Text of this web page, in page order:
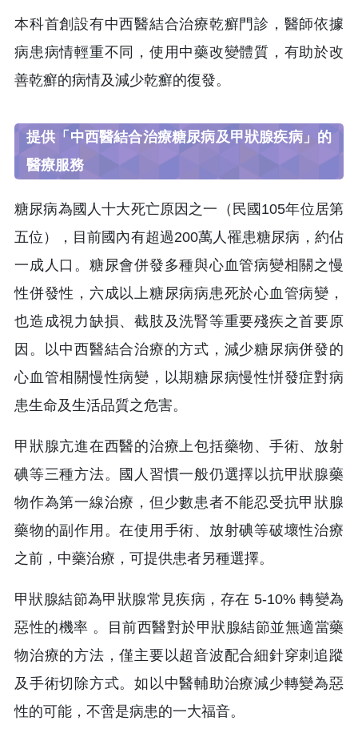
本科首創設有中西醫結合治療乾癬門診，醫師依據
病患病情輕重不同，使用中藥改變體質，有助於改
善乾癬的病情及減少乾癬的復發。
提供「中西醫結合治療糖尿病及甲狀腺疾病」的
醫療服務
糖尿病為國人十大死亡原因之一（民國105年位居第
五位），目前國內有超過200萬人罹患糖尿病，約佔
一成人口。糖尿會併發多種與心血管病變相關之慢
性併發性，六成以上糖尿病病患死於心血管病變，
也造成視力缺損、截肢及洗腎等重要殘疾之首要原
因。以中西醫結合治療的方式，減少糖尿病併發的
心血管相關慢性病變，以期糖尿病慢性恲發症對病
患生命及生活品質之危害。
甲狀腺亢進在西醫的治療上包括藥物、手術、放射
碘等三種方法。國人習慣一般仍選擇以抗甲狀腺藥
物作為第一線治療，但少數患者不能忍受抗甲狀腺
藥物的副作用。在使用手術、放射碘等破壞性治療
之前，中藥治療，可提供患者另種選擇。
甲狀腺結節為甲狀腺常見疾病，存在 5-10% 轉變為
惡性的機率 。目前西醫對於甲狀腺結節並無適當藥
物治療的方法，僅主要以超音波配合細針穿刺追蹤
及手術切除方式。如以中醫輔助治療減少轉變為惡
性的可能，不啻是病患的一大福音。